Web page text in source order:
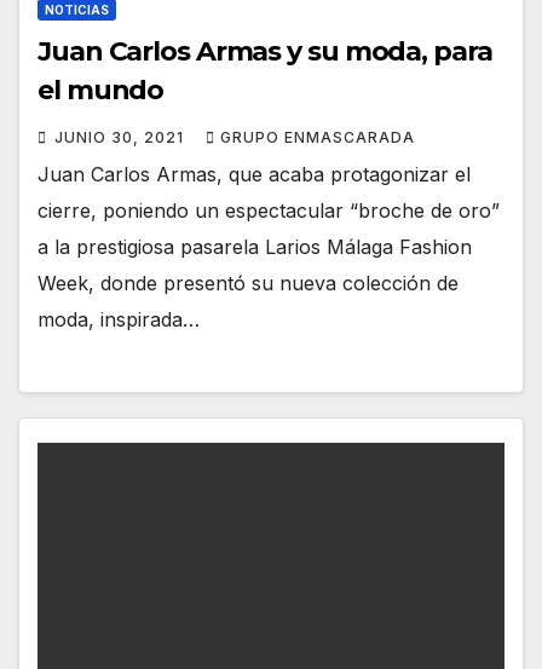
NOTICIAS
Juan Carlos Armas y su moda, para
el mundo
JUNIO 30, 2021 GRUPO ENMASCARADA
Juan Carlos Armas, que acaba protagonizar el
cierre, poniendo un espectacular “broche de oro”
a la prestigiosa pasarela Larios Málaga Fashion
Week, donde presentó su nueva colección de
moda, inspirada…